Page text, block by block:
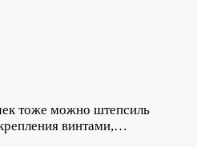
тоже можно штепсиль
винтами,…